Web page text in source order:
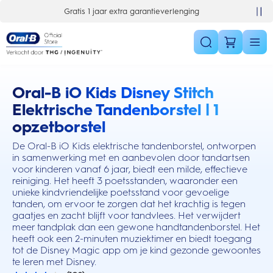
Gratis 1 jaar extra garantieverlenging
Oral-B iO Kids Disney Stitch
Elektrische Tandenborstel | 1
opzetborstel
De Oral-B iO Kids elektrische tandenborstel, ontworpen
in samenwerking met en aanbevolen door tandartsen
voor kinderen vanaf 6 jaar, biedt een milde, effectieve
reiniging. Het heeft 3 poetsstanden, waaronder een
unieke kindvriendelijke poetsstand voor gevoelige
tanden, om ervoor te zorgen dat het krachtig is tegen
gaatjes en zacht blijft voor tandvlees. Het verwijdert
meer tandplak dan een gewone handtandenborstel. Het
heeft ook een 2-minuten muziektimer en biedt toegang
tot de Disney Magic app om je kind gezonde gewoontes
te leren met Disney.
this action will scroll you to the reviews section